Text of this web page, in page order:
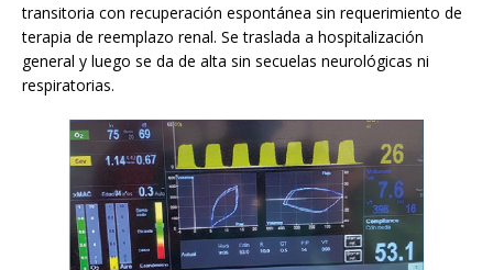
transitoria con recuperación espontánea sin requerimiento de
terapia de reemplazo renal. Se traslada a hospitalización
general y luego se da de alta sin secuelas neurológicas ni
respiratorias.